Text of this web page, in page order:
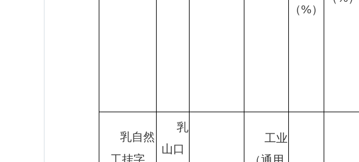
（%）
乳自然
工挂字
乳
山口
工业